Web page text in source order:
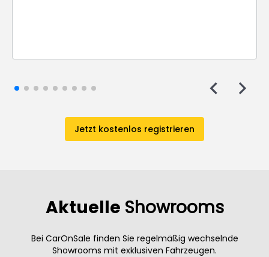
Jetzt kostenlos registrieren
Aktuelle Showrooms
Bei CarOnSale finden Sie regelmäßig wechselnde
Showrooms mit exklusiven Fahrzeugen.